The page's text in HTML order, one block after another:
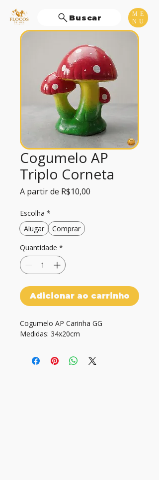
ME
NU
Buscar
Cogumelo AP
Triplo Corneta
A partir de R$10,00
Escolha *
Alugar
Comprar
Quantidade *
Adicionar ao carrinho
Cogumelo AP Carinha GG
Medidas: 34x20cm